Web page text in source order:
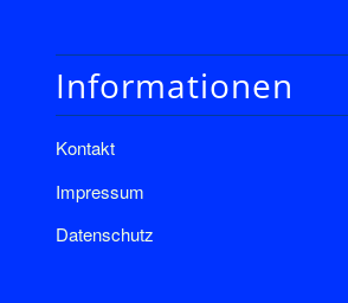
Informationen
Kontakt
Impressum
Datenschutz